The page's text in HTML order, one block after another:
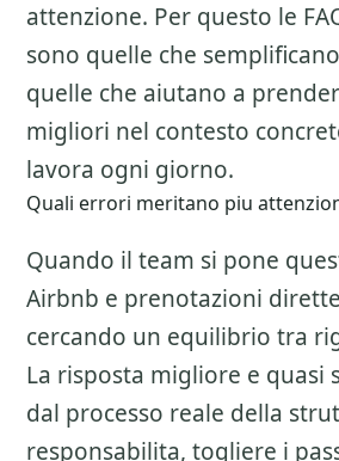
attenzione. Per questo le
sono quelle che
quelle che aiutano a
migliori nel contesto
lavora ogni giorno.
Quali errori meritano piu
Quando il team si pone
Airbnb e prenotazioni dirette
cercando un equilibrio tra
La risposta migliore e quasi
dal processo reale della
responsabilita, togliere i